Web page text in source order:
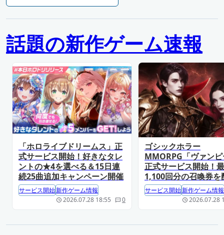
話題の新作ゲーム速報
「ホロライブドリームス」正
式サービス開始！好きなタレ
ントの★4を選べる＆15日連
続25曲追加キャンペーン開催
サービス開始新作ゲーム情報
2026.07.28 18:55
0
ゴシックホラー
MMORPG「ヴァン
正式サービス開始！
1,100回分の召喚券を
サービス開始新作ゲーム情報
2026.07.28